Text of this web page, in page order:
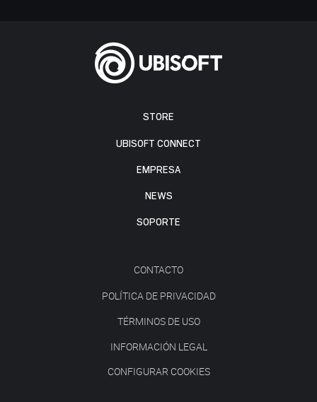
STORE
UBISOFT CONNECT
EMPRESA
NEWS
SOPORTE
CONTACTO
POLÍTICA DE PRIVACIDAD
TÉRMINOS DE USO
INFORMACIÓN LEGAL
CONFIGURAR COOKIES